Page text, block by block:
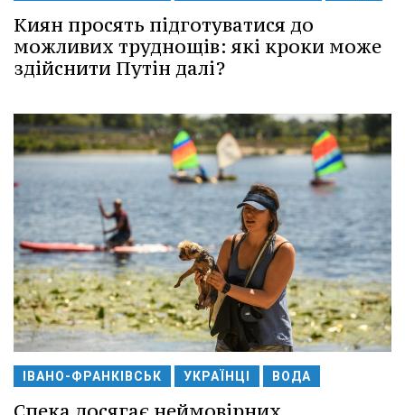
Киян просять підготуватися до
можливих труднощів: які кроки може
здійснити Путін далі?
ІВАНО-ФРАНКІВСЬК УКРАЇНЦІ ВОДА